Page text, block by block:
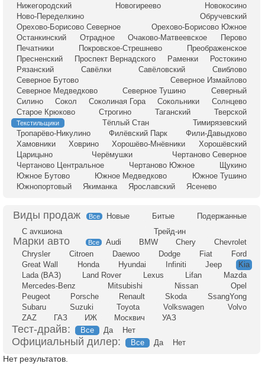
Нижегородский
Новогиреево
Новокосино
Ново-Переделкино
Обручевский
Орехово-Борисово Северное
Орехово-Борисово Южное
Останкинский
Отрадное Очаково-Матвеевское
Перово
Печатники
Покровское-Стрешнево
Преображенское
Пресненский
Проспект Вернадского Раменки
Ростокино
Рязанский
Савёлки Савёловский
Свиблово
Северное Бутово
Северное Измайлово
Северное Медведково
Северное Тушино
Северный
Силино
Сокол Соколиная Гора Сокольники
Солнцево
Старое Крюково
Строгино Таганский Тверской
Текстильщики Тёплый Стан
Тимирязевский
Тропарёво-Никулино
Филёвский Парк
Фили-Давыдково
Хамовники
Ховрино Хорошёво-Мнёвники
Хорошёвский
Царицыно
Черёмушки
Чертаново Северное
Чертаново Центральное
Чертаново Южное
Щукино
Южное Бутово
Южное Медведково
Южное Тушино
Южнопортовый
Якиманка Ярославский Ясенево
Все Новые Битые
Подержанные
С аукциона
Трейд-ин
Все Audi BMW Chery
Chevrolet
Chrysler
Citroen Daewoo Dodge Fiat
Ford
Great Wall
Honda Hyundai Infiniti Jeep
Kia
Lada (ВАЗ)
Land Rover Lexus Lifan
Mazda
Mercedes-Benz
Mitsubishi Nissan
Opel
Peugeot
Porsche Renault Skoda
SsangYong
Subaru
Suzuki Toyota Volkswagen
Volvo
ZAZ
ГАЗ ИЖ Москвич УАЗ
Тест-драйв: Все Да Нет
Официальный дилер: Все Да Нет
Нет результатов.